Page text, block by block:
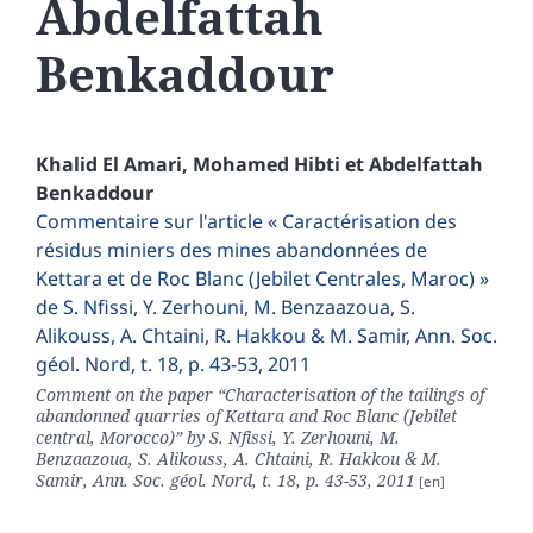
Abdelfattah
Benkaddour
Khalid El Amari, Mohamed Hibti etAbdelfattah
Benkaddour
Commentaire sur l'article « Caractérisation des
résidus miniers des mines abandonnées de
Kettara et de Roc Blanc (Jebilet Centrales, Maroc) »
de S. Nfissi, Y. Zerhouni, M. Benzaazoua, S.
Alikouss, A. Chtaini, R. Hakkou & M. Samir, Ann. Soc.
géol. Nord, t. 18, p. 43-53, 2011
Comment on the paper “Characterisation of the tailings of
abandonned quarries of Kettara and Roc Blanc (Jebilet
central, Morocco)” by S. Nfissi, Y. Zerhouni, M.
Benzaazoua, S. Alikouss, A. Chtaini, R. Hakkou & M.
Samir, Ann. Soc. géol. Nord, t. 18, p. 43-53, 2011